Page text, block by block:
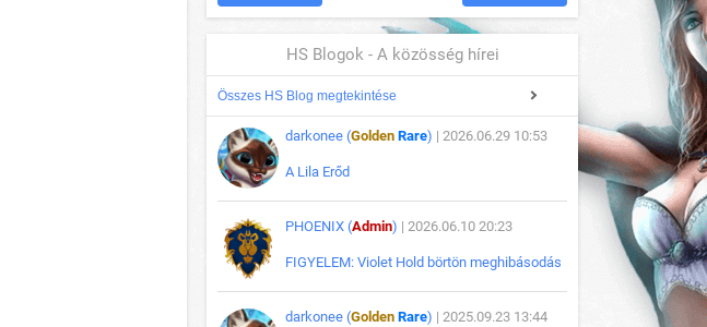
HS Blogok - A közösség hírei
Összes HS Blog megtekintése
darkonee (Golden Rare) | 2026.06.29 10:53
A Lila Erőd
PHOENIX (Admin) | 2026.06.10 20:23
FIGYELEM: Violet Hold börtön meghibásodás
darkonee (Golden Rare) | 2025.09.23 13:44